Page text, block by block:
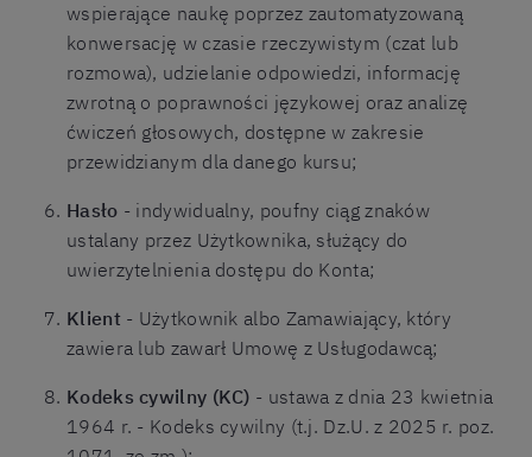
wspierające naukę poprzez zautomatyzowaną
konwersację w czasie rzeczywistym (czat lub
rozmowa), udzielanie odpowiedzi, informację
zwrotną o poprawności językowej oraz analizę
ćwiczeń głosowych, dostępne w zakresie
przewidzianym dla danego kursu;
Hasło - indywidualny, poufny ciąg znaków
ustalany przez Użytkownika, służący do
uwierzytelnienia dostępu do Konta;
Klient - Użytkownik albo Zamawiający, który
zawiera lub zawarł Umowę z Usługodawcą;
Kodeks cywilny (KC) - ustawa z dnia 23 kwietnia
1964 r. - Kodeks cywilny (t.j. Dz.U. z 2025 r. poz.